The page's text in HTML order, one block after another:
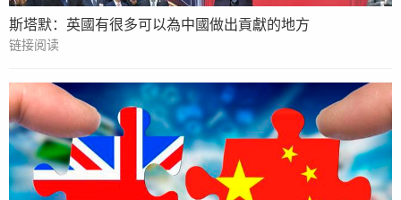
斯塔默：英國有很多可以為中國做出貢獻的地方
链接阅读